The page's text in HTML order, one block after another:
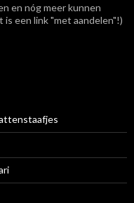
en nóg meer kunnen
is een link "met aandelen"!)